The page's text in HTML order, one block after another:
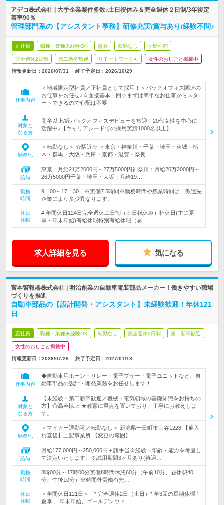
アデコ株式会社 | 大手企業案件多数♪土日祝休み＆完全週休２日制/3年後定
着率90％
管理部門系の【アシスタント事務】研修充実/賞与あり/経験不問♪
正社員 職種・業種未経験OK 急募 転勤なし 学歴不問
完全週休2日制 第二新卒歓迎 リモートワーク可 女性のおしごと掲載中
情報更新日：2026/07/31 終了予定日： 2026/10/29
仕事内容
＜地域限定型社員／正社員として採用！＞バックオフィス関連の
お仕事をお任せ♪☆面接基本１回☆まずは簡単なお仕事からスタ
ートできるので心配は不要
対象と
なる方
高卒以上/経バックオフィスデビューを歓迎！20代女性を中心に
活躍中♪【キャリアシードでの採用実績1000名以上】
勤務地
＜転勤なし＞ ☆駅近☆ ＜東京・神奈川・千葉・埼玉・茨城・栃
木・群馬・大阪・兵庫・京都・滋賀・奈良…
給与
東京：月給21万2000円～27万5000円神奈川：月給20万2000円～
26万5000円千葉・埼玉・大坂：月給19…
勤務
時間
9：00～17：30 ※実働7.5時間※勤務時間や残業時間は、派遣先
企業により多少異なります。
休日
休暇
# 年間休日124日完全週休二日制（土日祝休み）社休日(主に夏
季・年末年始)有給休暇特別有給休暇（忌…
求人詳細を見る 気になる
宮本警報器株式会社 | 明治創業の自動車電装部品メーカー！働きやすい職場
づくりを推進
自動車部品の【設計開発・アシスタント】未経験歓迎！年休121
日
正社員 職種・業種未経験OK 転勤なし 完全週休2日制 第二新卒歓迎
女性のおしごと掲載中
情報更新日：2026/07/28 終了予定日： 2027/01/18
仕事内容
◆自動車用ホーン・リレー・電子ブザー・電子ユニットなど、自
動車部品の設計・開発業務をお任せします！
対象と
なる方
【未経験・第二新卒歓迎／機械・電気領域の基礎知識をお持ちの
方】◎高卒以上 ★教育に重点を置いており、丁寧にお教えしま
す。
勤務地
＜マイカー通勤可／転勤なし＞ 新潟県十日町市山谷1228 【雇入
れ直後】上記事業所 【変更の範囲】…
給与
月給177,000円～250,000円＋諸手当※経験・年齢・能力を考慮し
て決定いたします。※試用期間3ヶ月あり(待遇…
勤務
時間
8時00分～17時00分実働8時間休憩60分（午前10分、昼休憩40
分、午後10分）※時間外労働有無…
休日
休暇
＜年間休日121日＞ * 完全週休2日（土日）* 年3回の長期休暇└
夏季 、年末年始、ゴールデンウィ…